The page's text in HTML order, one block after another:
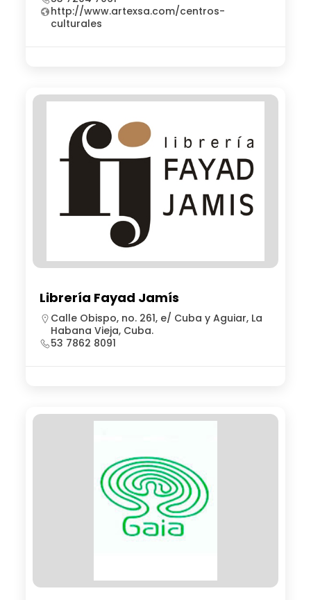
http://www.artexsa.com/centros-
culturales
Librería Fayad Jamís
Calle Obispo, no. 261, e/ Cuba y Aguiar, La
Habana Vieja, Cuba.
53 7862 8091